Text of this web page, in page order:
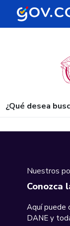
¿Qué desea
Nuestros
Conozca
Aquí puede
DANE y